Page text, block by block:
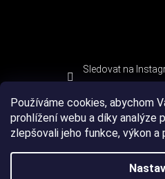
Používáme cookies, abychom
prohlížení webu a díky analýze
zlepšovali jeho funkce, výkon a
Sledovat na